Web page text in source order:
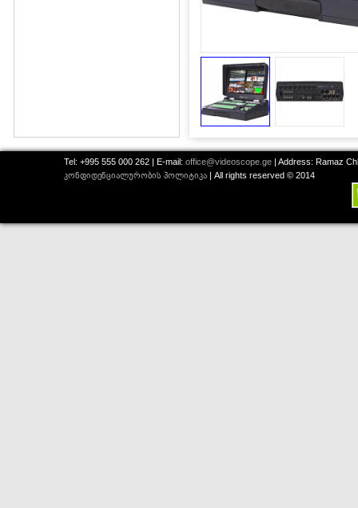
Tel: +995 555 000 262 | E-mail: office@videoscope.ge | Address: Ramaz
კონფიდენციალურობის პოლიტიკა | All rights reserved © 2014